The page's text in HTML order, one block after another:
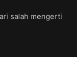
salah mengerti